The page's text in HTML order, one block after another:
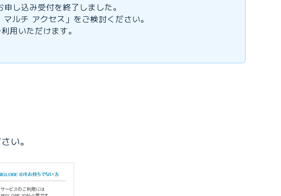
し込み受付を終了しました。
ルチ アクセス」をご検討ください。
用いただけます。
い。